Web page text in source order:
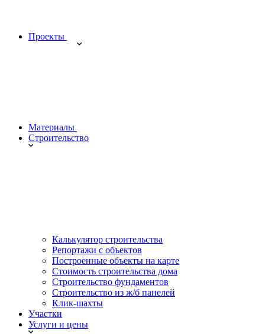
Проекты
Материалы
Строительство
Калькулятор строительства
Репортажи с объектов
Построенные объекты на карте
Стоимость строительства дома
Строительство фундаментов
Строительство из ж/б панелей
Клик-шахты
Участки
Услуги и цены